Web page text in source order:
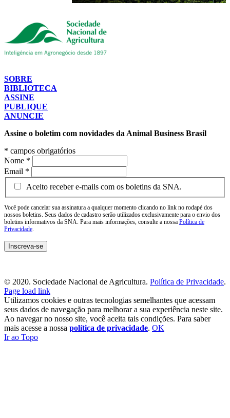
SOBRE
BIBLIOTECA
ASSINE
PUBLIQUE
ANUNCIE
Assine o boletim com novidades da Animal Business Brasil
* campos obrigatórios
Nome *
Email *
Aceito receber e-mails com os boletins da SNA.
Você pode cancelar sua assinatura a qualquer momento clicando no link no rodapé dos
nossos boletins. Seus dados de cadastro serão utilizados exclusivamente para o envio dos
boletins informativos da SNA. Para mais informações, consulte a nossa Política de
Privacidade.
© 2020. Sociedade Nacional de Agricultura. Política de Privacidade.
Page load link
Utilizamos cookies e outras tecnologias semelhantes que acessam
seus dados de navegação para melhorar a sua experiência neste site.
Ao navegar no nosso site, você aceita tais condições. Para saber
mais acesse a nossa política de privacidade. OK
Ir ao Topo